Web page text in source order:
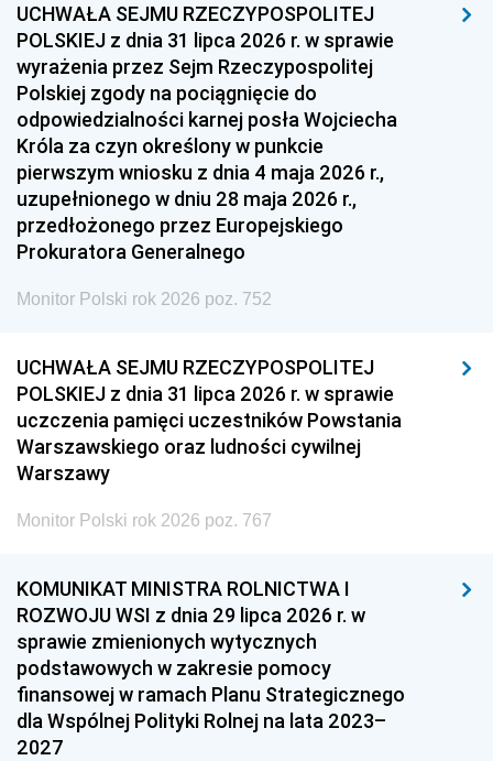
UCHWAŁA SEJMU RZECZYPOSPOLITEJ
POLSKIEJ z dnia 31 lipca 2026 r. w sprawie
wyrażenia przez Sejm Rzeczypospolitej
Polskiej zgody na pociągnięcie do
odpowiedzialności karnej posła Wojciecha
Króla za czyn określony w punkcie
pierwszym wniosku z dnia 4 maja 2026 r.,
uzupełnionego w dniu 28 maja 2026 r.,
przedłożonego przez Europejskiego
Prokuratora Generalnego
Monitor Polski rok 2026 poz. 752
UCHWAŁA SEJMU RZECZYPOSPOLITEJ
POLSKIEJ z dnia 31 lipca 2026 r. w sprawie
uczczenia pamięci uczestników Powstania
Warszawskiego oraz ludności cywilnej
Warszawy
Monitor Polski rok 2026 poz. 767
KOMUNIKAT MINISTRA ROLNICTWA I
ROZWOJU WSI z dnia 29 lipca 2026 r. w
sprawie zmienionych wytycznych
podstawowych w zakresie pomocy
finansowej w ramach Planu Strategicznego
dla Wspólnej Polityki Rolnej na lata 2023–
2027